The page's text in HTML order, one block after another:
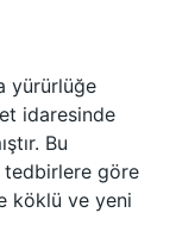
yürürlüğe
idaresinde
Bu
tedbirlere göre
köklü ve yeni